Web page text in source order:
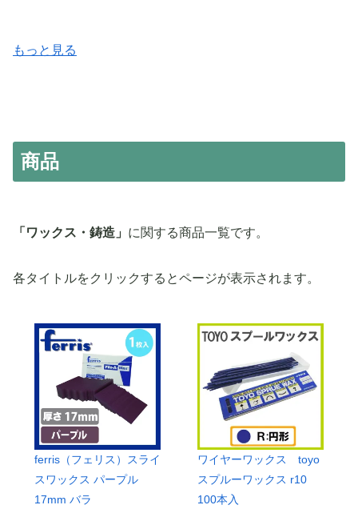
もっと見る
商品
「ワックス・鋳造」 に関する商品一覧です。
各タイトルをクリックするとページが表示されます。
ferris（フェリス）スライ
スワックス パープル
17mm バラ
ワイヤーワックス toyo
スプルーワックス r10
100本入